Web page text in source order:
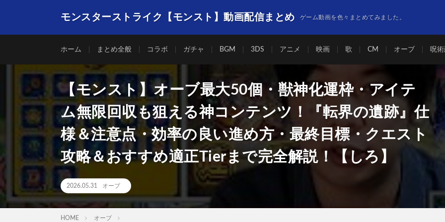
モンスターストライク【モンスト】動画配信まとめ ゲーム動画を色々まとめてみました。
ホーム まとめ全般 コラボ ガチャ BGM 3DS アニメ 映画 歌 CM オーブ 呪
【モンスト】オーブ最大50個・獣神化運枠・アイテ
ム無限回収も狙える神コンテンツ！『転界の遺跡』仕
様＆注意点・効率の良い進め方・最終目標・クエスト
攻略＆おすすめ適正Tierまで完全解説！【しろ】
2026.05.31 オーブ
HOME オーブ